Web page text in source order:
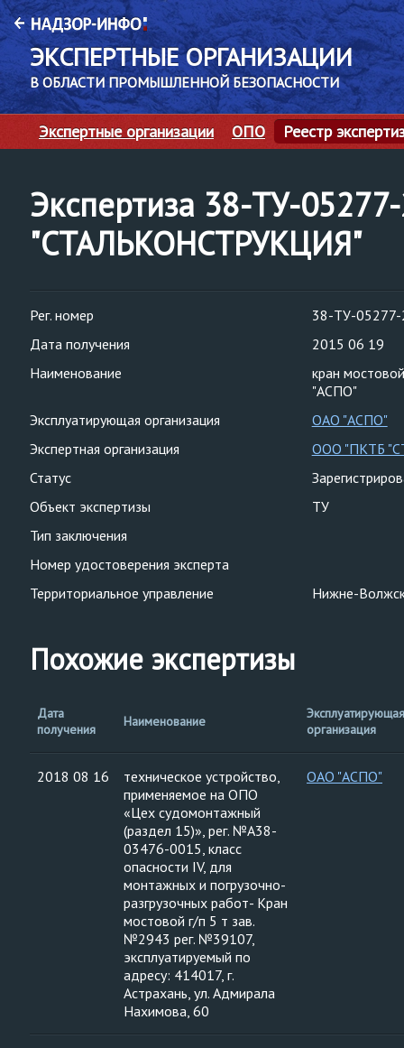
ЭКСПЕРТНЫЕ ОРГАНИЗАЦИИ
В ОБЛАСТИ ПРОМЫШЛЕННОЙ БЕЗОПАСНОСТИ
Экспертные организации ОПО Реестр
Экспертиза 38-ТУ-
"СТАЛЬКОНСТРУКЦИЯ"
Рег. номер
38-ТУ-
Дата получения
2015 06 19
Наименование
кран
"АСПО"
Эксплуатирующая организация
ОАО "АСПО"
Экспертная организация
ООО "ПКТБ
Статус
Объект экспертизы
ТУ
Тип заключения
Номер удостоверения эксперта
Территориальное управление
Нижне-
Похожие экспертизы
Дата
получения
Наименование
Эксплуатирующая
организация
2018 08 16
техническое устройство,
применяемое на ОПО
«Цех судомонтажный
(раздел 15)», рег. №А38-
03476-0015, класс
опасности IV, для
монтажных и погрузочно-
разгрузочных работ- Кран
мостовой г/п 5 т зав.
№2943 рег. №39107,
эксплуатируемый по
адресу: 414017, г.
Астрахань, ул. Адмирала
Нахимова, 60
ОАО "АСПО"